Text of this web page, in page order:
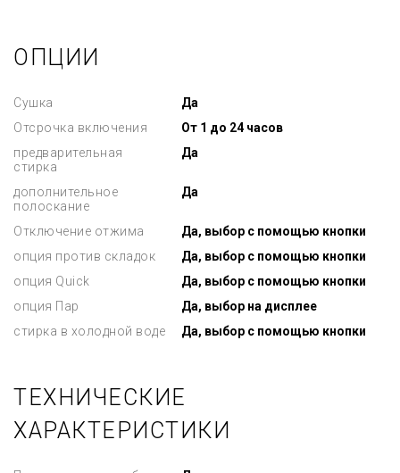
ОПЦИИ
Сушка
Да
Отсрочка включения
От 1 до 24 часов
предварительная
стирка
Да
дополнительное
полоскание
Да
Отключение отжима
Да, выбор с помощью кнопки
опция против складок
Да, выбор с помощью кнопки
опция Quick
Да, выбор с помощью кнопки
опция Пар
Да, выбор на дисплее
стирка в холодной воде
Да, выбор с помощью кнопки
ТЕХНИЧЕСКИЕ
ХАРАКТЕРИСТИКИ